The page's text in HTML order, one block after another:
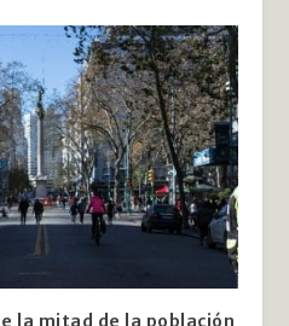
la mitad de la población